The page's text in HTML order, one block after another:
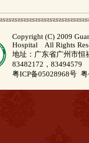
Copyright (C) 2009
Hospital All Rights
地址：广东省广州市
83482172，83494579
粤ICP备05028968号